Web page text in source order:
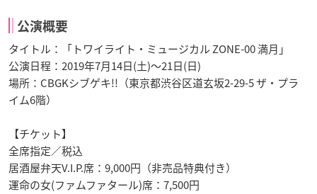
公演概要
タイトル：「トワイライト・ミュージカル ZONE-00 満月」
公演日程：2019年7月14日(土)～21日(日)
場所：CBGKシブゲキ!!（東京都渋谷区道玄坂2-29-5 ザ・プラ
イム6階）
【チケット】
全席指定／税込
居酒屋弁天V.I.P.席：9,000円（非売品特典付き）
運命の女(ファムファタール)席：7,500円